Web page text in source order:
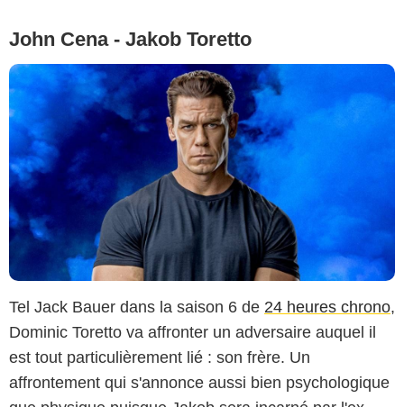
John Cena - Jakob Toretto
Tel Jack Bauer dans la saison 6 de 24 heures chrono,
Dominic Toretto va affronter un adversaire auquel il
est tout particulièrement lié : son frère. Un
affrontement qui s'annonce aussi bien psychologique